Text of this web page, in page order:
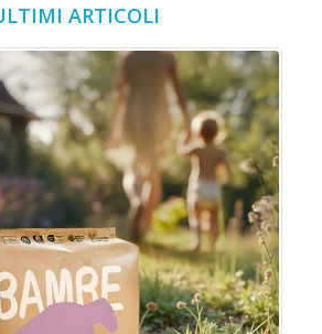
ARTICOLI